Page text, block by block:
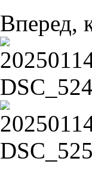
Вперед,